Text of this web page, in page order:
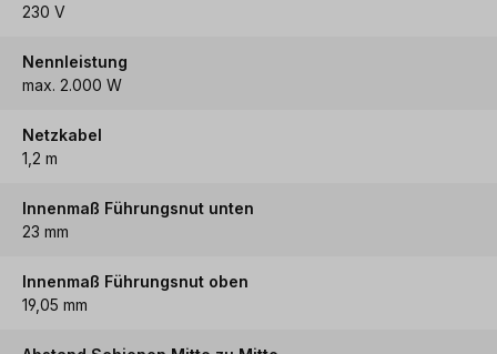
230 V
Nennleistung
max. 2.000 W
Netzkabel
1,2 m
Innenmaß Führungsnut unten
23 mm
Innenmaß Führungsnut oben
19,05 mm